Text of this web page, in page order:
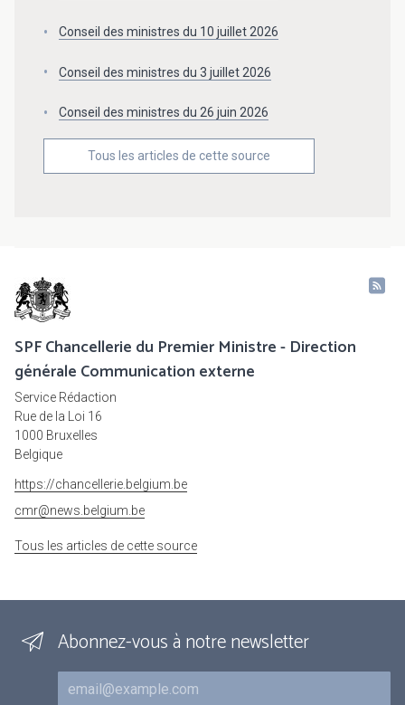
Conseil des ministres du 10 juillet 2026
Conseil des ministres du 3 juillet 2026
Conseil des ministres du 26 juin 2026
Tous les articles de cette source
SPF Chancellerie du Premier Ministre - Direction
générale Communication externe
Service Rédaction
Rue de la Loi 16
1000 Bruxelles
Belgique
https://chancellerie.belgium.be
cmr@news.belgium.be
Tous les articles de cette source
Abonnez-vous à notre newsletter
Courriel